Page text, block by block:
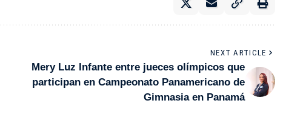
NEXT ARTICLE
Mery Luz Infante entre jueces olímpicos que
participan en Campeonato Panamericano de
Gimnasia en Panamá